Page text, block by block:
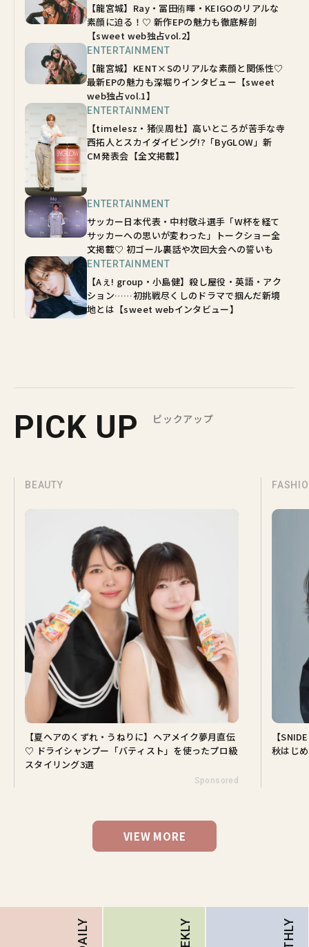
【龍宮城】Ray・冨田侑暉・KEIGOのリアルな
素顔に迫る！♡ 新作EPの魅力も徹底解剖
【sweet web独占vol.2】
ENTERTAINMENT
【龍宮城】KENT×Sのリアルな素顔と関係性♡
最新EPの魅力も深堀りインタビュー【sweet
web独占vol.1】
ENTERTAINMENT
【timelesz・猪俣周杜】高いところが苦手な寺
西拓人とスカイダイビング!?「ByGLOW」新
CM発表会【全文掲載】
ENTERTAINMENT
サッカー日本代表・中村敬斗選手「W杯を経て
サッカーへの思いが変わった」トークショー全
文掲載♡ 初ゴール裏話や次回大会への誓いも
ENTERTAINMENT
【Aぇ! group・小島健】殺し屋役・英語・アク
ション……初挑戦尽くしのドラマで掴んだ新境
地とは【sweet webインタビュー】
PICK UP ピックアップ
BEAUTY
【夏ヘアのくずれ・うねりに】ヘアメイク夢月直伝
♡ ドライシャンプー「バティスト」を使ったプロ級
スタイリング3選
Sponsored
【
秋はじ
VIEW MORE
DAILY